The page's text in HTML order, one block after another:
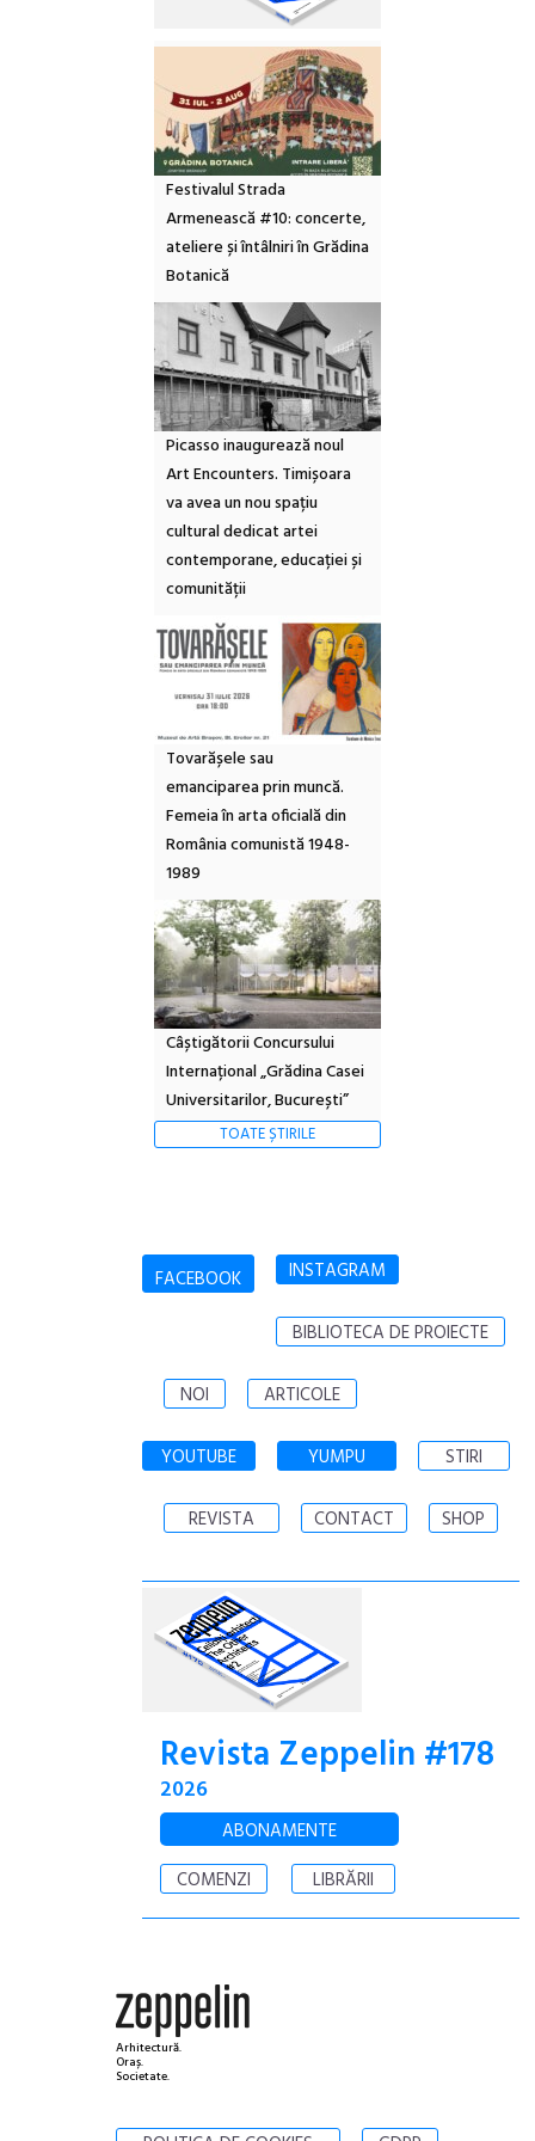
Festivalul Strada
Armenească #10: concerte,
ateliere și întâlniri în Grădina
Botanică
Picasso inaugurează noul
Art Encounters. Timișoara
va avea un nou spațiu
cultural dedicat artei
contemporane, educației și
comunității
Tovarășele sau
emanciparea prin muncă.
Femeia în arta oficială din
România comunistă 1948-
1989
Câștigătorii Concursului
Internațional „Grădina Casei
Universitarilor, București”
TOATE ȘTIRILE
FACEBOOK INSTAGRAM
BIBLIOTECA DE PROIECTE
NOI ARTICOLE
YOUTUBE YUMPU STIRI
REVISTA CONTACT SHOP
Revista Zeppelin #178
2026
ABONAMENTE
COMENZI
LIBRĂRII
Arhitectură.
Oraș.
Societate.